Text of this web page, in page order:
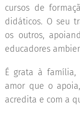
cursos de
didáticos. O seu
os outros,
educadores
É grata à
amor que o
acredita e com a